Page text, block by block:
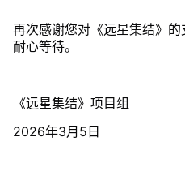
再次感谢您对《远星集结》的
耐心等待。
《远星集结》项目组
2026年3月5日